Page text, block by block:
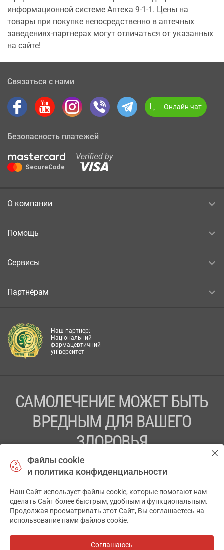
информационной системе Аптека 9-1-1. Цены на
товары при покупке непосредственно в аптечных
заведениях-партнерах могут отличаться от указанных
на сайте!
Связаться с нами
Онлайн чат
Безопасность платежей
О компании
Помощь
Сервисы
Партнёрам
Наш партнер:
Національний
фармацевтичний
університет
САМОЛЕЧЕНИЕ МОЖЕТ БЫТЬ
ВРЕДНЫМ ДЛЯ ВАШЕГО
ЗДОРОВЬЯ
ПЕРЕД ПРИМЕНЕНИЕМ ПРЕПАРАТА
ПРОКОНСУЛЬТИРУЙТЕСЬ С ВРАЧОМ
ТОВ «АПТЕКА 911.ЮА» Код ЄДРПОУ 43631965.
Отказ от ответственности
АПТЕКА911.ЮА
Файлы cookie
и политика конфиденциальности
Наш Сайт использует файлы cookie, которые помогают нам
сделать Сайт более быстрым, удобным и функциональным.
Продолжая просматривать этот Сайт, Вы соглашаетесь на
использование нами файлов cookie.
Соглашаюсь
✕